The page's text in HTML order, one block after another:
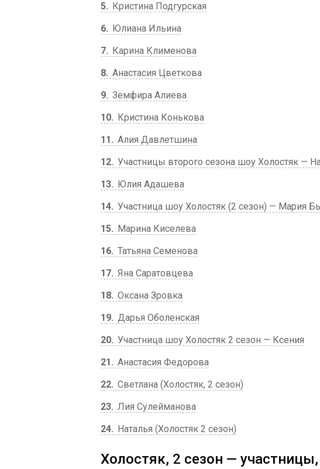
5
Кристина Подгурская
6
Юлиана Ильина
7
Карина Клименова
8 Анастасия Цветкова
9 Земфира Алиева
10
Кристина Конькова
11
Алия Давлетшина
12 Участницы второго сезона шоу Холостяк —
13
Юлия Адашева
14 Участница шоу Холостяк (2 сезон) — Мария
15
Марина Киселева
16 Татьяна Семенова
17 Яна Саратовцева
18 Оксана Зровка
19 Дарья Оболенская
20 Участница шоу Холостяк 2 сезон — Ксения
21
Анастасия Федорова
22 Светлана (Холостяк, 2 сезон)
23 Лия Сулейманова
24
Наталья (Холостяк 2 сезон)
Холостяк, 2 сезон —